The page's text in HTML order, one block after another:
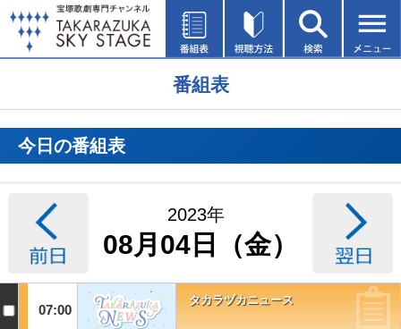
番組表
今日の番組表
2023年
08月04日（金）
07:00
タカラヅカニュース